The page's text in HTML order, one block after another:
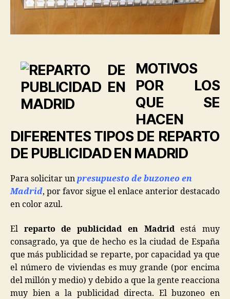
MOTIVOS
POR LOS
QUE SE
HACEN
DIFERENTES TIPOS DE REPARTO
DE PUBLICIDAD EN MADRID
Para solicitar un presupuesto de buzoneo en
Madrid, por favor sigue el enlace anterior destacado
en color azul.
El reparto de publicidad en Madridestá muy
consagrado, ya que de hecho es la ciudad de España
que más publicidad se reparte, por capacidad ya que
el número de viviendas es muy grande (por encima
del millón y medio) y debido a que la gente reacciona
muy bien a la publicidad directa. El buzoneo en